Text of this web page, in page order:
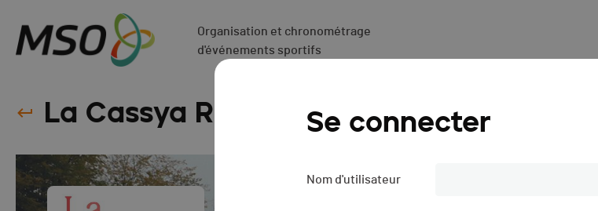
Se connecter
Nom d'utilisateur
Organisation et chronométrage
d'événements sportifs
La Cassya Run - 2023